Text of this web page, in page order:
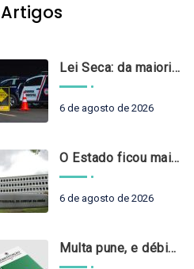
Artigos
Lei Seca: da maioridade à maturidade
6 de agosto de 2026
O Estado ficou mais complexo. O controle precisa acompanhar
6 de agosto de 2026
Multa pune, e débito recompõe. § 3º do art. 71 da Constituição: um problema de legística formal